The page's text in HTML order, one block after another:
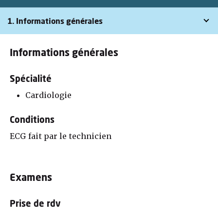
1. Informations générales
Informations générales
Spécialité
Cardiologie
Conditions
ECG fait par le technicien
Examens
Prise de rdv